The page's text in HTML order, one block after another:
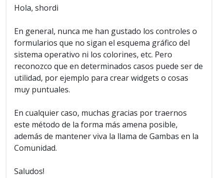
Hola, shordi
En general, nunca me han gustado los controles o
formularios que no sigan el esquema gráfico del
sistema operativo ni los colorines, etc. Pero
reconozco que en determinados casos puede ser de
utilidad, por ejemplo para crear widgets o cosas
muy puntuales.
En cualquier caso, muchas gracias por traernos
este método de la forma más amena posible,
además de mantener viva la llama de Gambas en la
Comunidad.
Saludos!